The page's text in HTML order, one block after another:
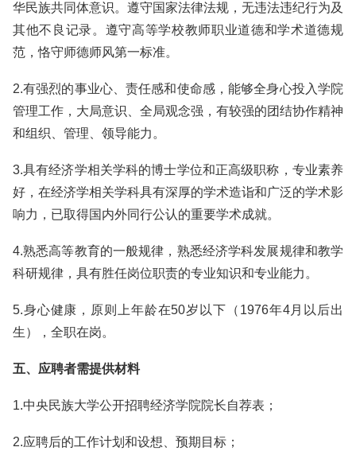
华民族共同体意识。遵守国家法律法规，无违法违纪行为及
其他不良记录。遵守高等学校教师职业道德和学术道德规
范，恪守师德师风第一标准。
2.有强烈的事业心、责任感和使命感，能够全身心投入学院
管理工作，大局意识、全局观念强，有较强的团结协作精神
和组织、管理、领导能力。
3.具有经济学相关学科的博士学位和正高级职称，专业素养
好，在经济学相关学科具有深厚的学术造诣和广泛的学术影
响力，已取得国内外同行公认的重要学术成就。
4.熟悉高等教育的一般规律，熟悉经济学科发展规律和教学
科研规律，具有胜任岗位职责的专业知识和专业能力。
5.身心健康，原则上年龄在50岁以下（1976年4月以后出
生），全职在岗。
五、应聘者需提供材料
1.中央民族大学公开招聘经济学院院长自荐表；
2.应聘后的工作计划和设想、预期目标；